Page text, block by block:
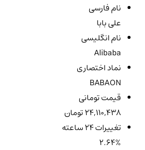
نام فارسی
علی بابا
نام انگلیسی
Alibaba
نماد اختصاری
BABAON
قیمت تومانی
24,110,438 تومان
تغییرات ۲۴ ساعته
2.64%